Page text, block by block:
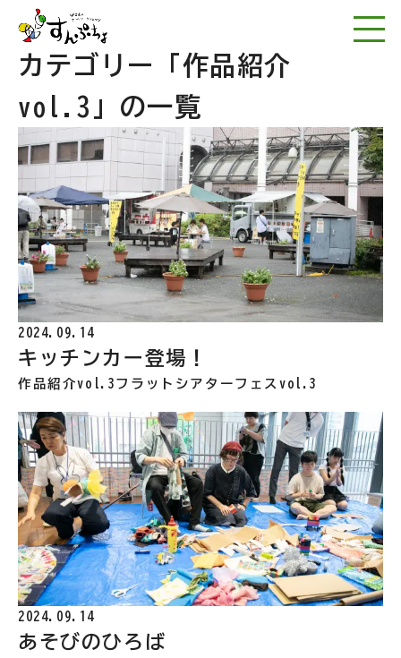
NPO法人アートワー
カテゴリー
「作品紹介
vol.3」の一覧
2024.09.14
キッチンカー登場！
作品紹介vol.3 フラットシアターフェスvol.3
2024.09.14
あそびのひろば